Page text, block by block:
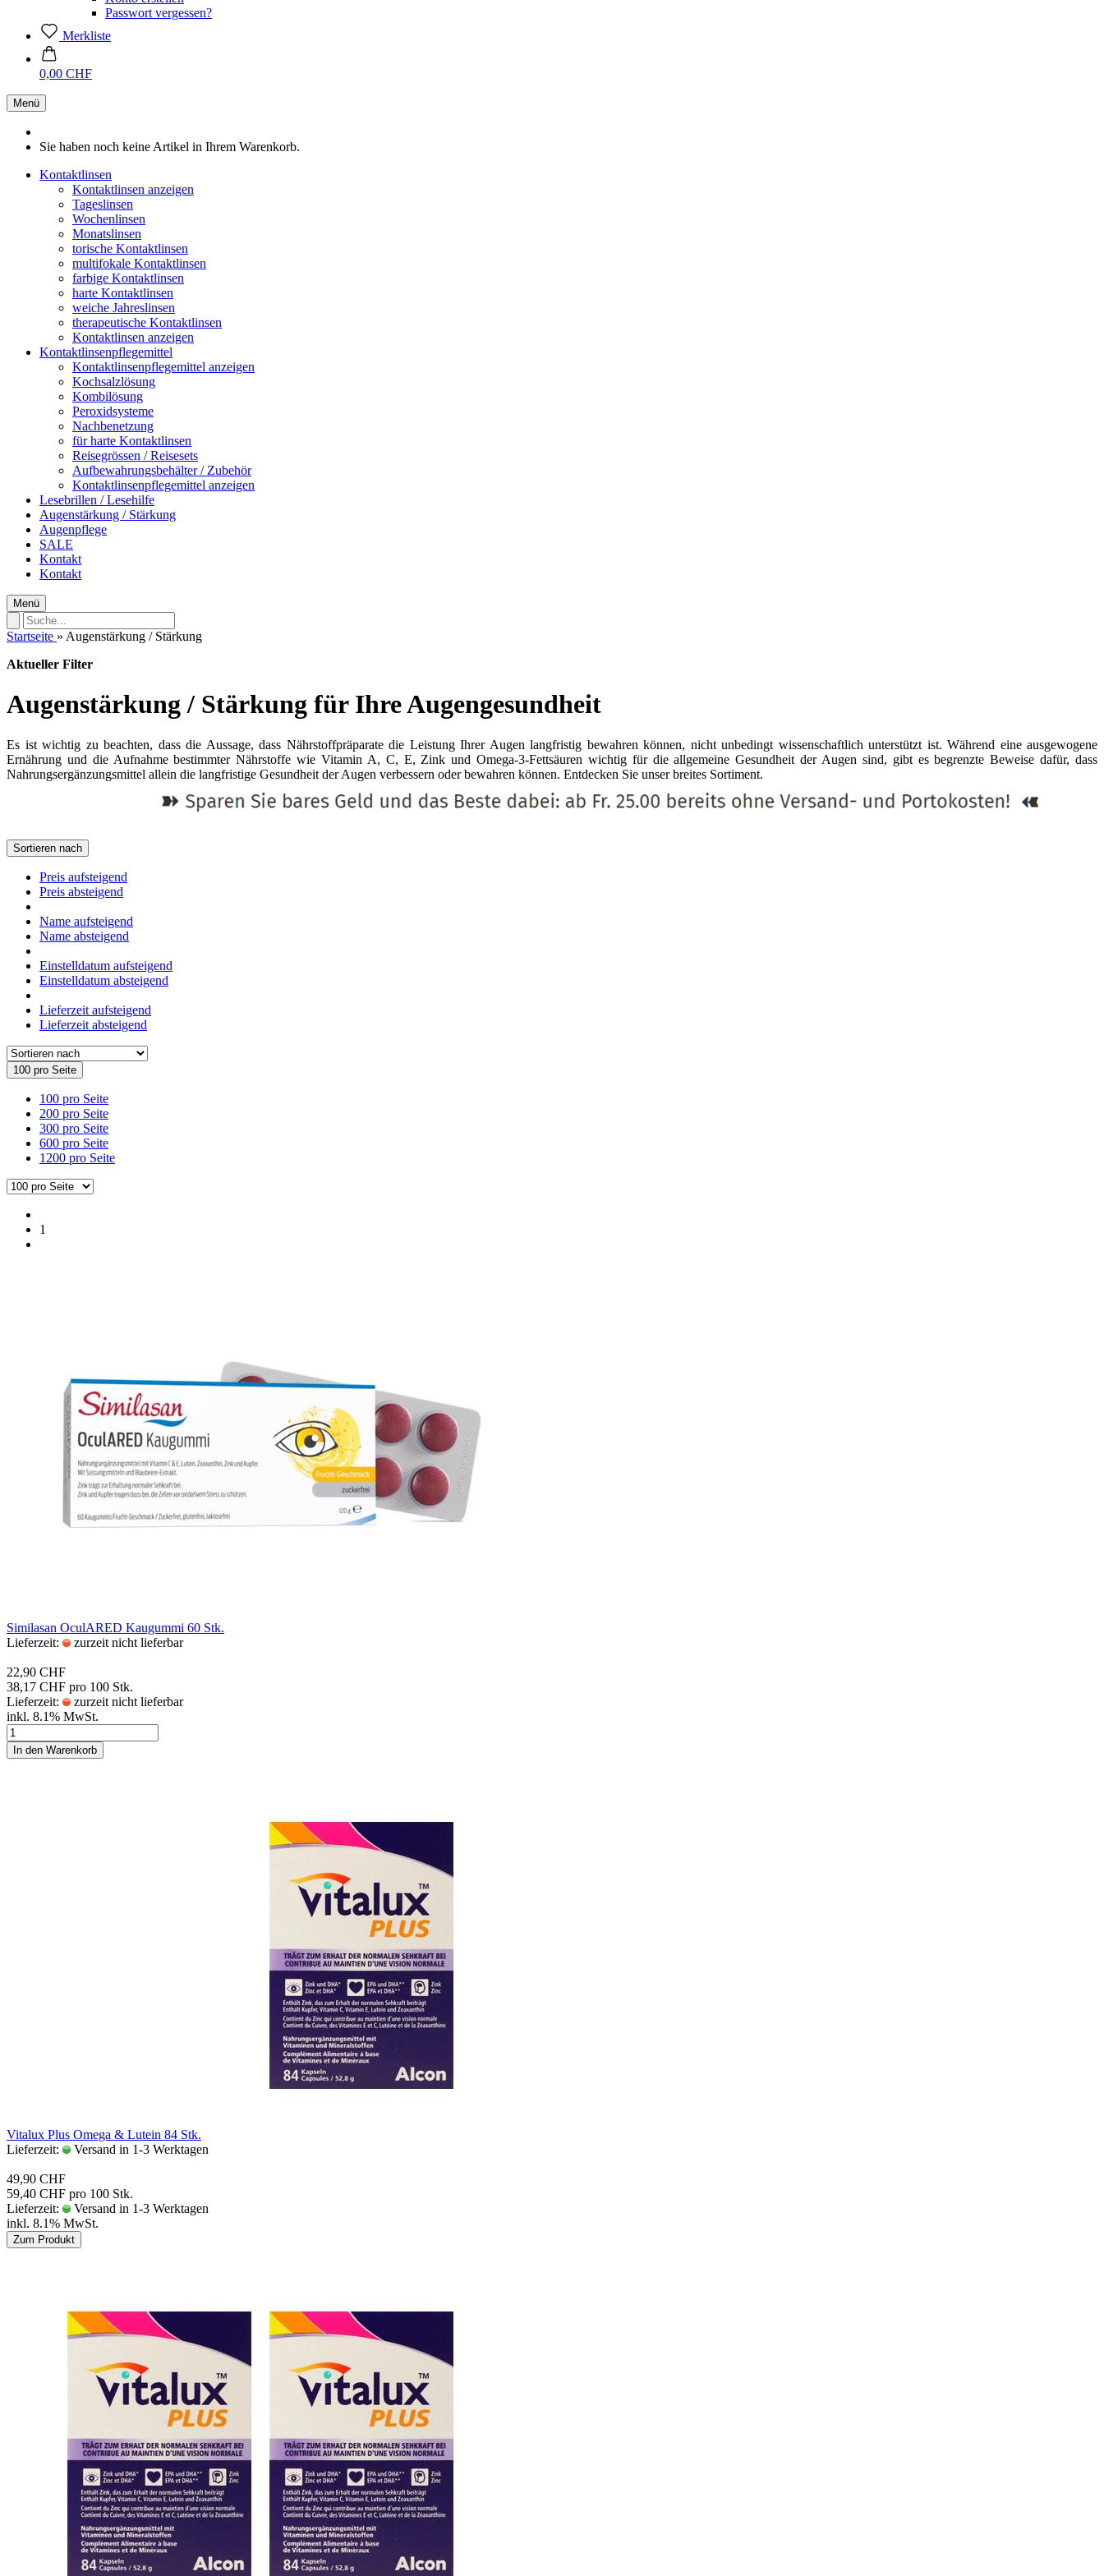
Passwort vergessen?
Merkliste
0,00 CHF
Menü
Sie haben noch keine Artikel in Ihrem Warenkorb.
Kontaktlinsen
Kontaktlinsen anzeigen
Tageslinsen
Wochenlinsen
Monatslinsen
torische Kontaktlinsen
multifokale Kontaktlinsen
farbige Kontaktlinsen
harte Kontaktlinsen
weiche Jahreslinsen
therapeutische Kontaktlinsen
Kontaktlinsen anzeigen
Kontaktlinsenpflegemittel
Kontaktlinsenpflegemittel anzeigen
Kochsalzlösung
Kombilösung
Peroxidsysteme
Nachbenetzung
für harte Kontaktlinsen
Reisegrössen / Reisesets
Aufbewahrungsbehälter / Zubehör
Kontaktlinsenpflegemittel anzeigen
Lesebrillen / Lesehilfe
Augenstärkung / Stärkung
Augenpflege
SALE
Kontakt
Kontakt
Menü
Startseite » Augenstärkung / Stärkung
Aktueller Filter
Augenstärkung / Stärkung für Ihre Augengesundheit
Es ist wichtig zu beachten, dass die Aussage, dass Nährstoffpräparate die Leistung Ihrer Augen langfristig bewahren können, nicht unbedingt wissenschaftlich unterstützt ist. Während eine ausgewogene
Ernährung und die Aufnahme bestimmter Nährstoffe wie Vitamin A, C, E, Zink und Omega-3-Fettsäuren wichtig für die allgemeine Gesundheit der Augen sind, gibt es begrenzte Beweise dafür, dass
Nahrungsergänzungsmittel allein die langfristige Gesundheit der Augen verbessern oder bewahren können. Entdecken Sie unser breites Sortiment.
Sortieren nach
Preis aufsteigend
Preis absteigend
Name aufsteigend
Name absteigend
Einstelldatum aufsteigend
Einstelldatum absteigend
Lieferzeit aufsteigend
Lieferzeit absteigend
100 pro Seite
100 pro Seite
200 pro Seite
300 pro Seite
600 pro Seite
1200 pro Seite
1
Si­mi­la­san Ocu­lA­RED Kau­gum­mi 60 Stk.
Lieferzeit:
zurzeit nicht lieferbar
22,90 CHF
38,17 CHF pro 100 Stk.
Lieferzeit:
zurzeit nicht lieferbar
inkl. 8.1% MwSt.
In den Warenkorb
Vi­ta­lux Plus Omega & Lut­ein 84 Stk.
Lieferzeit:
Versand in 1-3 Werktagen
49,90 CHF
59,40 CHF pro 100 Stk.
Lieferzeit:
Versand in 1-3 Werktagen
inkl. 8.1% MwSt.
Zum Produkt